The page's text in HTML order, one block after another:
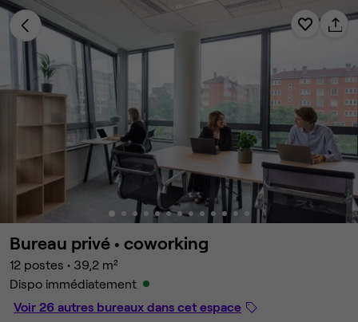
Bureau privé • coworking
12 postes • 39,2 m²
Dispo immédiatement
Voir 26 autres bureaux dans cet espace